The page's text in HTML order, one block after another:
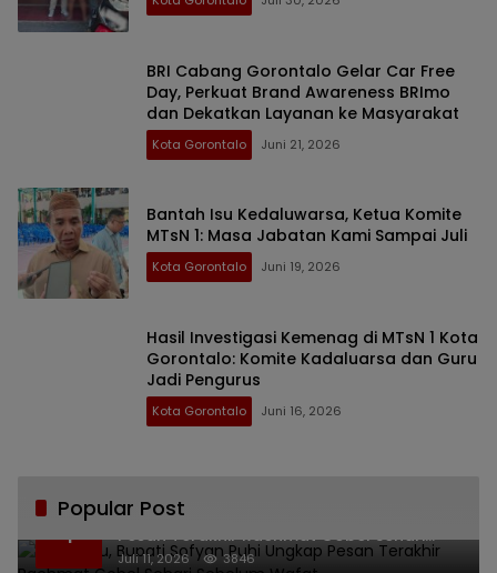
BRI Cabang Gorontalo Gelar Car Free
Day, Perkuat Brand Awareness BRImo
dan Dekatkan Layanan ke Masyarakat
Kota Gorontalo Juni 21, 2026
Bantah Isu Kedaluwarsa, Ketua Komite
MTsN 1: Masa Jabatan Kami Sampai Juli
Kota Gorontalo Juni 19, 2026
Hasil Investigasi Kemenag di MTsN 1 Kota
Gorontalo: Komite Kadaluarsa dan Guru
Jadi Pengurus
Kota Gorontalo Juni 16, 2026
Popular Post
1
Bikin Haru, Bupati Sofyan Puhi Ungkap
Pesan Terakhir Rachmat Gobel Sehari
Sebelum Wafat
Juli 11, 2026 3846